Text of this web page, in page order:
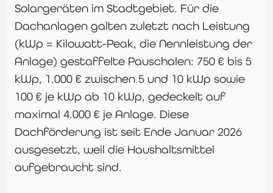
Solargeräten im Stadtgebiet. Für die
Dachanlagen galten zuletzt nach Leistung
(kWp = Kilowatt-Peak, die Nennleistung der
Anlage) gestaffelte Pauschalen: 750 € bis 5
kWp, 1.000 € zwischen 5 und 10 kWp sowie
100 € je kWp ab 10 kWp, gedeckelt auf
maximal 4.000 € je Anlage. Diese
Dachförderung ist seit Ende Januar 2026
ausgesetzt, weil die Haushaltsmittel
aufgebraucht sind.